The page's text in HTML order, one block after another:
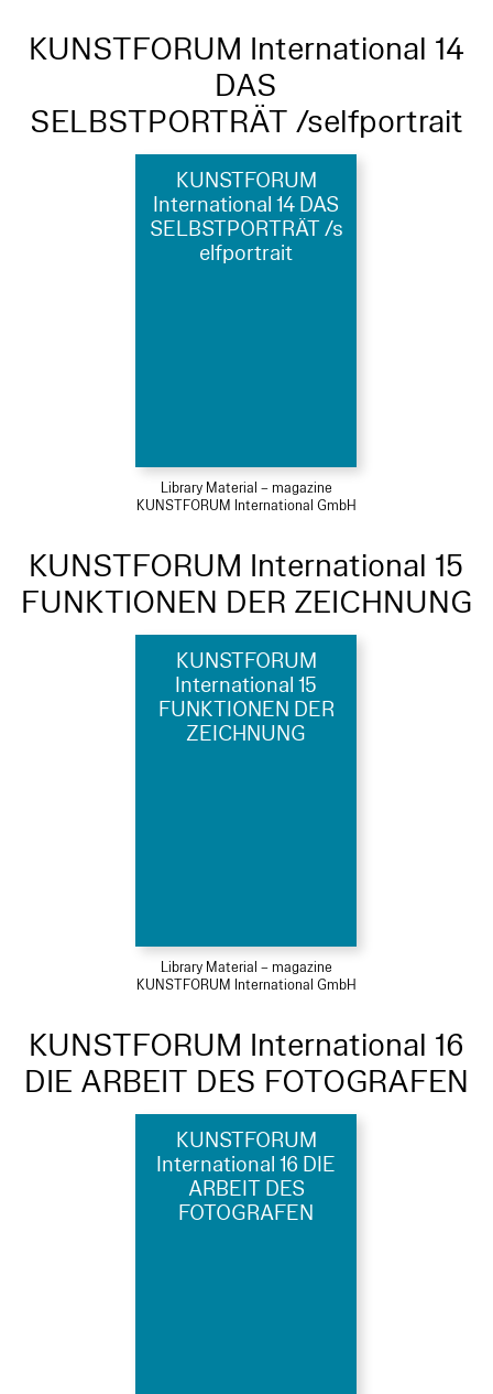
KUNSTFORUM International 14
DAS
SELBSTPORTRÄT /selfportrait
KUNSTFORUM
International 14 DAS
SELBSTPORTRÄT /s
elfportrait
Library Material – magazine
KUNSTFORUM International GmbH
KUNSTFORUM International 15
FUNKTIONEN DER ZEICHNUNG
KUNSTFORUM
International 15
FUNKTIONEN DER
ZEICHNUNG
Library Material – magazine
KUNSTFORUM International GmbH
KUNSTFORUM International 16
DIE ARBEIT DES FOTOGRAFEN
KUNSTFORUM
International 16 DIE
ARBEIT DES
FOTOGRAFEN